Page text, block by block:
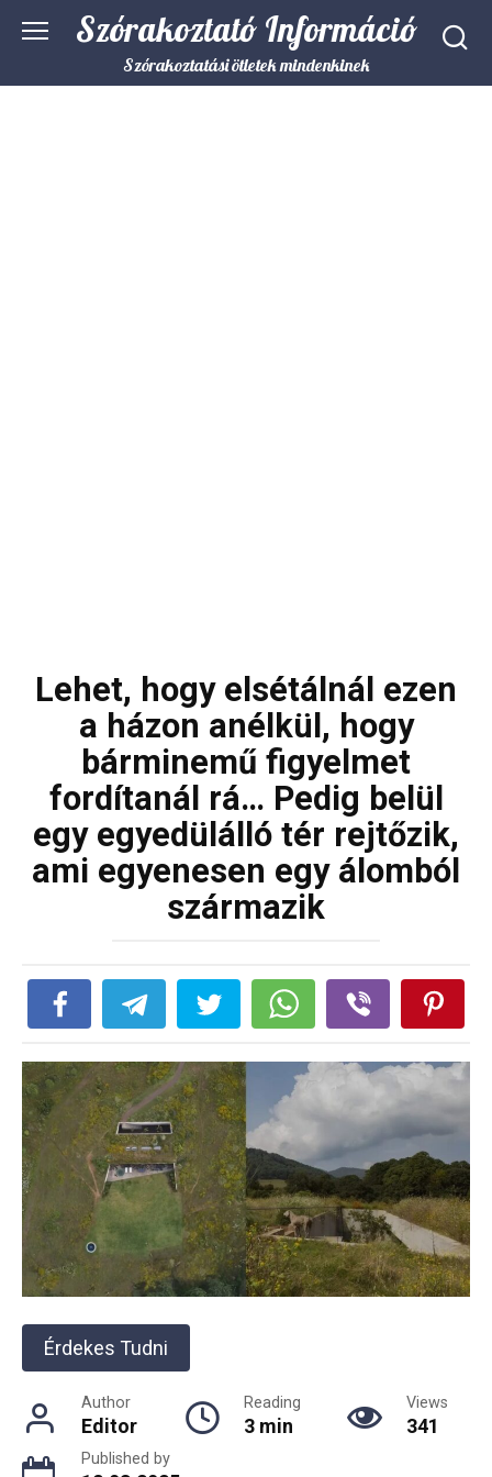
Szórakoztató Információ
Szórakoztatási ötletek mindenkinek
Lehet, hogy elsétálnál ezen
a házon anélkül, hogy
bárminemű figyelmet
fordítanál rá… Pedig belül
egy egyedülálló tér rejtőzik,
ami egyenesen egy álomból
származik
Érdekes Tudni
Author
Editor
Reading
3 min
Views
341
Published by